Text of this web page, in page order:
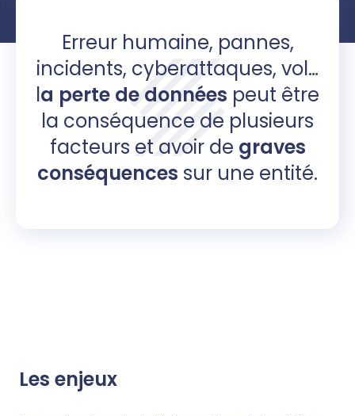
Erreur humaine, pannes,
incidents, cyberattaques, vol…
la perte de données peut être
la conséquence de plusieurs
facteurs et avoir de graves
conséquences sur une entité.
Les enjeux